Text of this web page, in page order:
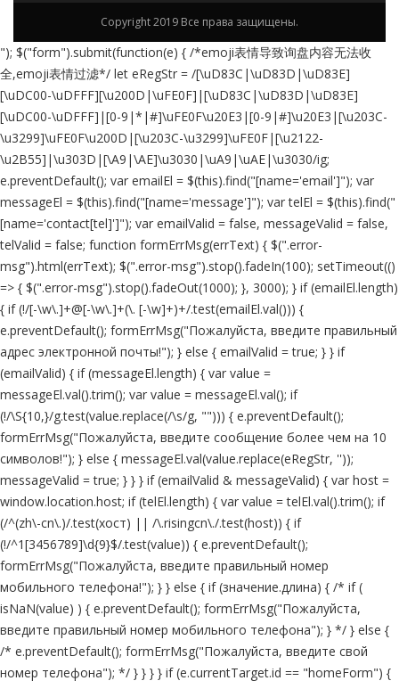
Copyright 2019 Все права защищены.
"); $("form").submit(function(e) { /*emoji表情导致询盘内容无法收
全,emoji表情过滤*/ let eRegStr = /[\uD83C|\uD83D|\uD83E]
[\uDC00-\uDFFF][\u200D|\uFE0F]|[\uD83C|\uD83D|\uD83E]
[\uDC00-\uDFFF]|[0-9|*|#]\uFE0F\u20E3|[0-9|#]\u20E3|[\u203C-
\u3299]\uFE0F\u200D|[\u203C-\u3299]\uFE0F|[\u2122-
\u2B55]|\u303D|[\A9|\AE]\u3030|\uA9|\uAE|\u3030/ig;
e.preventDefault(); var emailEl = $(this).find("[name='email']"); var
messageEl = $(this).find("[name='message']"); var telEl = $(this).find("
[name='contact[tel]']"); var emailValid = false, messageValid = false,
telValid = false; function formErrMsg(errText) { $(".error-
msg").html(errText); $(".error-msg").stop().fadeIn(100); setTimeout(()
=> { $(".error-msg").stop().fadeOut(1000); }, 3000); } if (emailEl.length)
{ if (!/[-\w\.]+@[-\w\.]+(\. [-\w]+)+/.test(emailEl.val())) {
e.preventDefault(); formErrMsg("Пожалуйста, введите правильный
адрес электронной почты!"); } else { emailValid = true; } } if
(emailValid) { if (messageEl.length) { var value =
messageEl.val().trim(); var value = messageEl.val(); if
(!/\S{10,}/g.test(value.replace(/\s/g, ""))) { e.preventDefault();
formErrMsg("Пожалуйста, введите сообщение более чем на 10
символов!"); } else { messageEl.val(value.replace(eRegStr, ''));
messageValid = true; } } } if (emailValid & messageValid) { var host =
window.location.host; if (telEl.length) { var value = telEl.val().trim(); if
(/^(zh\-cn\.)/.test(хост) || /\.risingcn\./.test(host)) { if
(!/^1[3456789]\d{9}$/.test(value)) { e.preventDefault();
formErrMsg("Пожалуйста, введите правильный номер
мобильного телефона!"); } } else { if (значение.длина) { /* if (
isNaN(value) ) { e.preventDefault(); formErrMsg("Пожалуйста,
введите правильный номер мобильного телефона"); } */ } else {
/* e.preventDefault(); formErrMsg("Пожалуйста, введите свой
номер телефона"); */ } } } } if (e.currentTarget.id == "homeForm") {